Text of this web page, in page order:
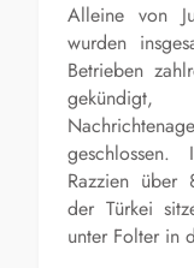
Alleine von
wurden
Betrieben
Razzien über
der Türkei
unter Folter in